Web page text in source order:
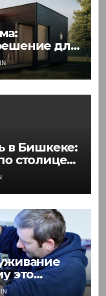
для
в Бишкеке:
столице
это
новой?